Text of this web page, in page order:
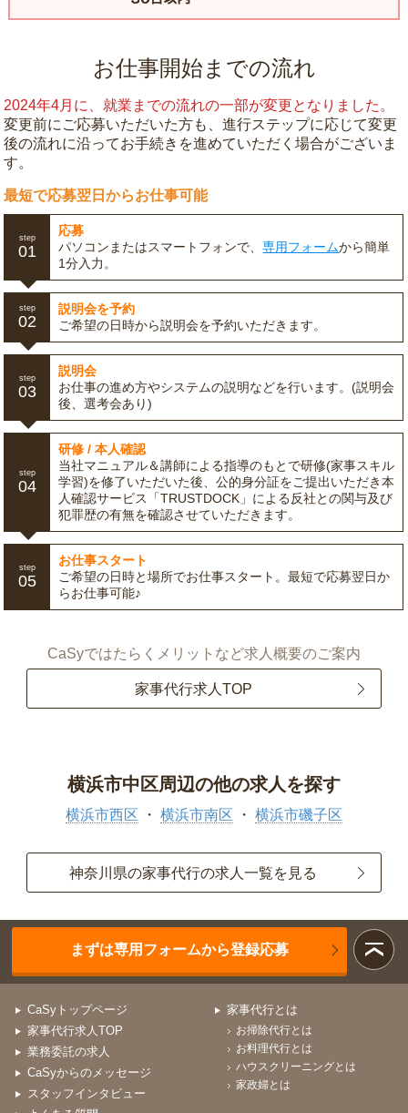
お仕事開始までの流れ
2024年4月に、就業までの流れの一部が変更となりました。
変更前にご応募いただいた方も、進行ステップに応じて変更
後の流れに沿ってお手続きを進めていただく場合がございま
す。
最短で応募翌日からお仕事可能
step
01
応募
パソコンまたはスマートフォンで、専用フォームから簡単
1分入力。
step
02
説明会を予約
ご希望の日時から説明会を予約いただきます。
step
03
説明会
お仕事の進め方やシステムの説明などを行います。(説明会
後、選考会あり)
step
04
研修 / 本人確認
当社マニュアル＆講師による指導のもとで研修(家事スキル
学習)を修了いただいた後、公的身分証をご提出いただき本
人確認サービス「TRUSTDOCK」による反社との関与及び
犯罪歴の有無を確認させていただきます。
step
05
お仕事スタート
ご希望の日時と場所でお仕事スタート。最短で応募翌日か
らお仕事可能♪
CaSyではたらくメリットなど求人概要のご案内
家事代行求人TOP
横浜市中区周辺の他の求人を探す
横浜市西区 横浜市南区 横浜市磯子区
神奈川県の家事代行の求人一覧を見る
まずは専用フォームから登録応募
CaSyトップページ
家事代行求人TOP
業務委託の求人
CaSyからのメッセージ
スタッフインタビュー
家事代行とは
お掃除代行とは
お料理代行とは
ハウスクリーニングとは
家政婦とは